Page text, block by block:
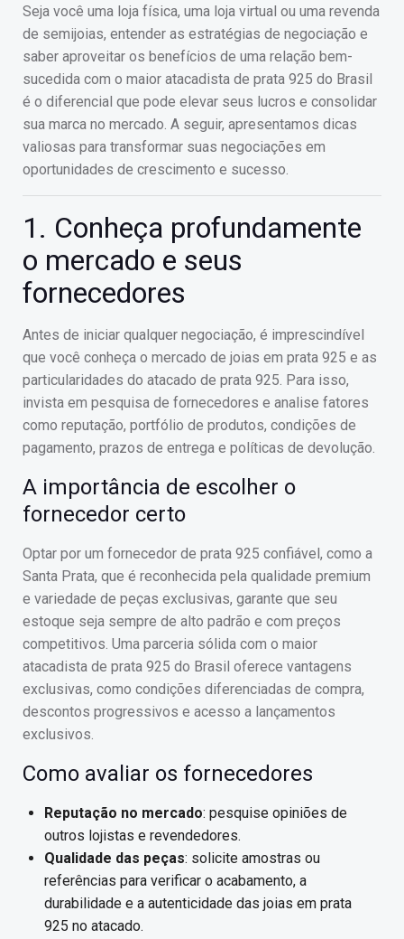
Seja você uma loja física, uma loja virtual ou uma revenda
de semijoias, entender as estratégias de negociação e
saber aproveitar os benefícios de uma relação bem-
sucedida com o maior atacadista de prata 925 do Brasil
é o diferencial que pode elevar seus lucros e consolidar
sua marca no mercado. A seguir, apresentamos dicas
valiosas para transformar suas negociações em
oportunidades de crescimento e sucesso.
1. Conheça profundamente
o mercado e seus
fornecedores
Antes de iniciar qualquer negociação, é imprescindível
que você conheça o mercado de joias em prata 925 e as
particularidades do atacado de prata 925. Para isso,
invista em pesquisa de fornecedores e analise fatores
como reputação, portfólio de produtos, condições de
pagamento, prazos de entrega e políticas de devolução.
A importância de escolher o
fornecedor certo
Optar por um fornecedor de prata 925 confiável, como a
Santa Prata, que é reconhecida pela qualidade premium
e variedade de peças exclusivas, garante que seu
estoque seja sempre de alto padrão e com preços
competitivos. Uma parceria sólida com o maior
atacadista de prata 925 do Brasil oferece vantagens
exclusivas, como condições diferenciadas de compra,
descontos progressivos e acesso a lançamentos
exclusivos.
Como avaliar os fornecedores
Reputação no mercado: pesquise opiniões de
outros lojistas e revendedores.
Qualidade das peças: solicite amostras ou
referências para verificar o acabamento, a
durabilidade e a autenticidade das joias em prata
925 no atacado.